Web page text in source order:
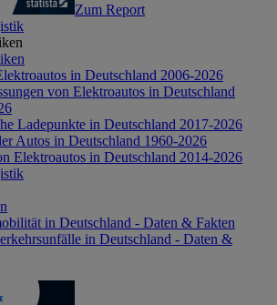
Zum Report
in Deutschland 2006-2026
von Elektroautos in Deutschland
Ladepunkte in Deutschland 2017-2026
Autos in Deutschland 1960-2026
Elektroautos in Deutschland 2014-2026
in Deutschland - Daten & Fakten
in Deutschland - Daten &